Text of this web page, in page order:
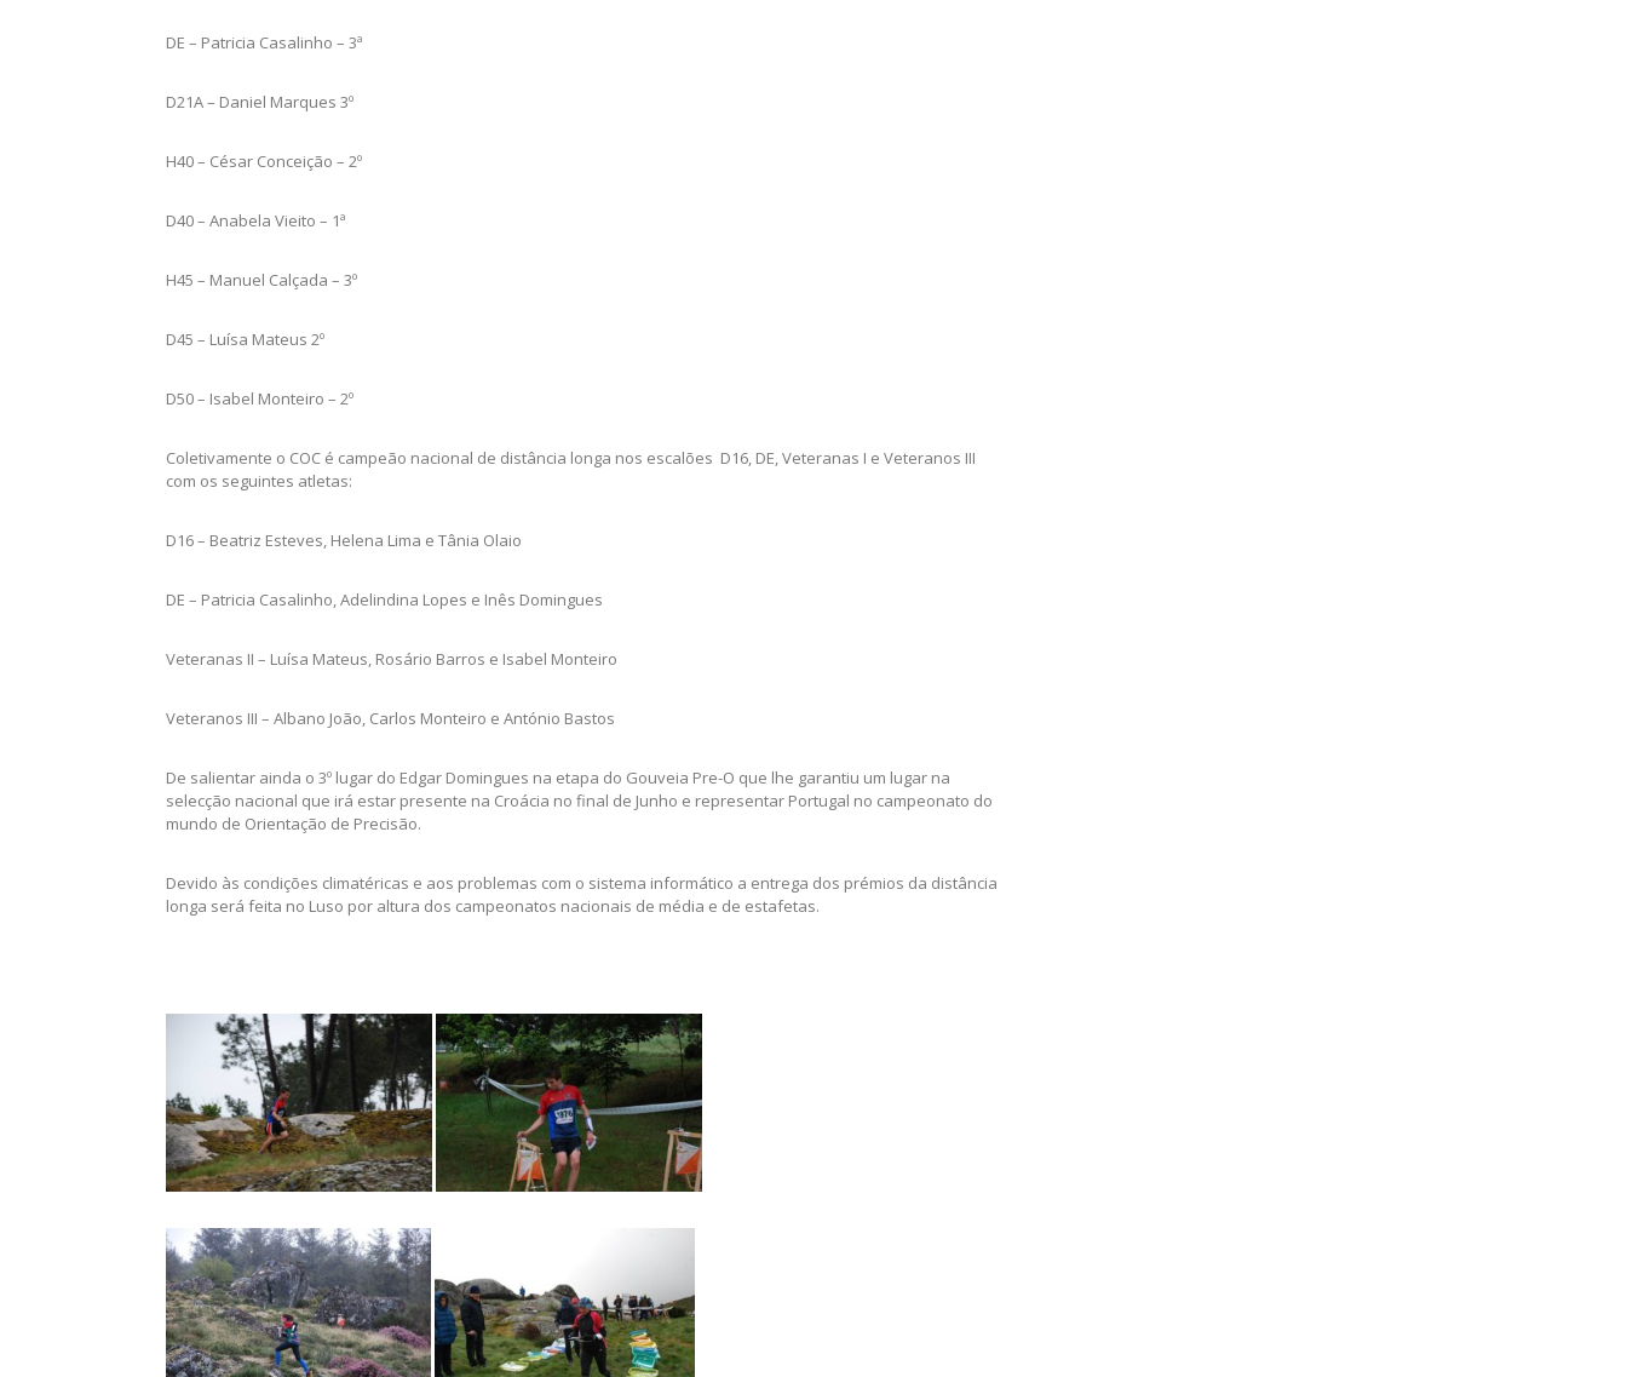
DE – Patricia Casalinho – 3ª
D21A – Daniel Marques 3º
H40 – César Conceição – 2º
D40 – Anabela Vieito – 1ª
H45 – Manuel Calçada – 3º
D45 – Luísa Mateus 2º
D50 – Isabel Monteiro – 2º
Coletivamente o COC é campeão nacional de distância longa nos escalões D16, DE, Veteranas I e Veteranos III
com os seguintes atletas:
D16 – Beatriz Esteves, Helena Lima e Tânia Olaio
DE – Patricia Casalinho, Adelindina Lopes e Inês Domingues
Veteranas II – Luísa Mateus, Rosário Barros e Isabel Monteiro
Veteranos III – Albano João, Carlos Monteiro e António Bastos
De salientar ainda o 3º lugar do Edgar Domingues na etapa do Gouveia Pre-O que lhe garantiu um lugar na
selecção nacional que irá estar presente na Croácia no final de Junho e representar Portugal no campeonato do
mundo de Orientação de Precisão.
Devido às condições climatéricas e aos problemas com o sistema informático a entrega dos prémios da distância
longa será feita no Luso por altura dos campeonatos nacionais de média e de estafetas.